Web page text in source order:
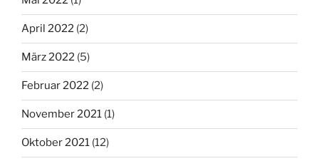
April 2022 (2)
März 2022 (5)
Februar 2022 (2)
November 2021 (1)
Oktober 2021 (12)